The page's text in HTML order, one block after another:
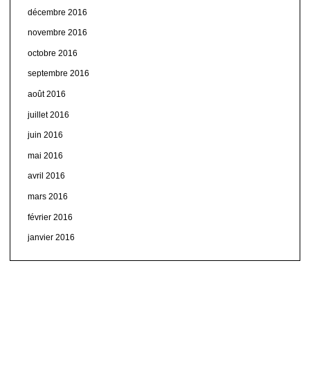
décembre 2016
novembre 2016
octobre 2016
septembre 2016
août 2016
juillet 2016
juin 2016
mai 2016
avril 2016
mars 2016
février 2016
janvier 2016